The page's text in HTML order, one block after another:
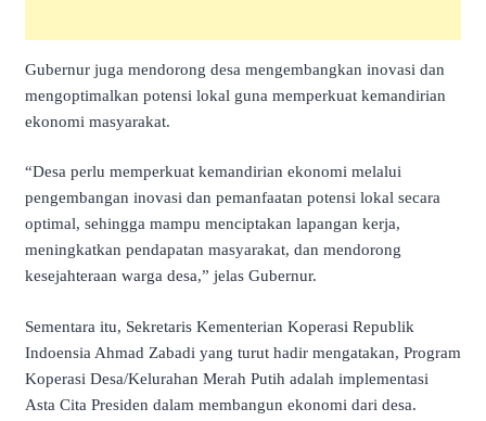
Gubernur juga mendorong desa mengembangkan inovasi dan
mengoptimalkan potensi lokal guna memperkuat kemandirian
ekonomi masyarakat.
“Desa perlu memperkuat kemandirian ekonomi melalui
pengembangan inovasi dan pemanfaatan potensi lokal secara
optimal, sehingga mampu menciptakan lapangan kerja,
meningkatkan pendapatan masyarakat, dan mendorong
kesejahteraan warga desa,” jelas Gubernur.
Sementara itu, Sekretaris Kementerian Koperasi Republik
Indoensia Ahmad Zabadi yang turut hadir mengatakan, Program
Koperasi Desa/Kelurahan Merah Putih adalah implementasi
Asta Cita Presiden dalam membangun ekonomi dari desa.